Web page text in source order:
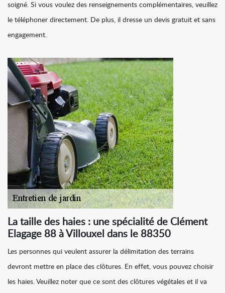
soigné. Si vous voulez des renseignements complémentaires, veuillez
le téléphoner directement. De plus, il dresse un devis gratuit et sans
engagement.
La taille des haies : une spécialité de Clément
Elagage 88 à Villouxel dans le 88350
Les personnes qui veulent assurer la délimitation des terrains
devront mettre en place des clôtures. En effet, vous pouvez choisir
les haies. Veuillez noter que ce sont des clôtures végétales et il va